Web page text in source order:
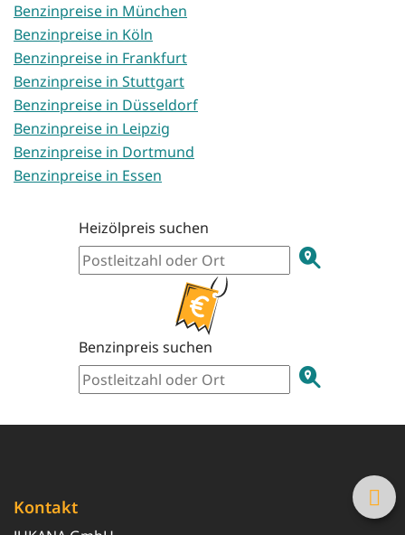
Benzinpreise in München
Benzinpreise in Köln
Benzinpreise in Frankfurt
Benzinpreise in Stuttgart
Benzinpreise in Düsseldorf
Benzinpreise in Leipzig
Benzinpreise in Dortmund
Benzinpreise in Essen
Heizölpreis suchen
Benzinpreis suchen
Kontakt